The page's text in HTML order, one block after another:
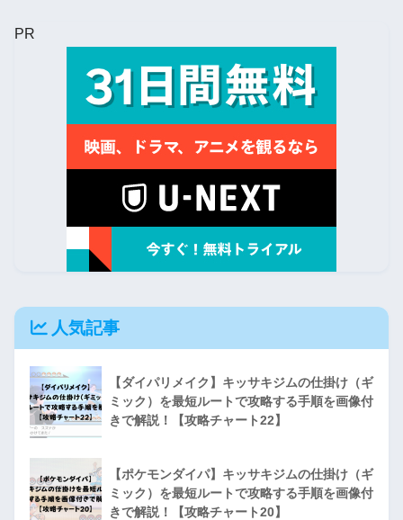
PR
人気記事
【ダイパリメイク】キッサキジムの仕掛け（ギ
ミック）を最短ルートで攻略する手順を画像付
きで解説！【攻略チャート22】
【ポケモンダイパ】キッサキジムの仕掛け（ギ
ミック）を最短ルートで攻略する手順を画像付
きで解説！【攻略チャート20】